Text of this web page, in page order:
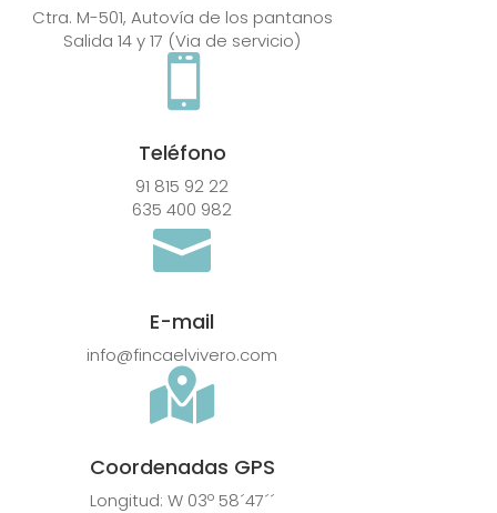
Ctra. M-501, Autovía de los pantanos
Salida 14 y 17 (Via de servicio)

Teléfono
91 815 92 22
635 400 982

E-mail
info@fincaelvivero.com

Coordenadas GPS
Longitud: W 03º 58´47´´